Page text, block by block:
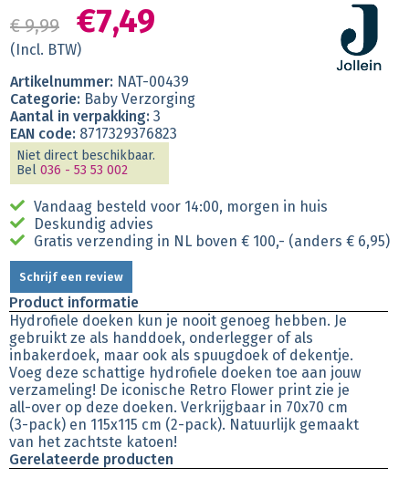
€ 9,99 €7,49
(Incl. BTW)
Artikelnummer: NAT-00439
Categorie: Baby Verzorging
Aantal in verpakking: 3
EAN code: 8717329376823
Niet direct beschikbaar.
Bel 036 - 53 53 002
Vandaag besteld voor 14:00, morgen in huis
Deskundig advies
Gratis verzending in NL boven € 100,- (anders € 6,95)
Schrijf een review
Product informatie
Hydrofiele doeken kun je nooit genoeg hebben. Je
gebruikt ze als handdoek, onderlegger of als
inbakerdoek, maar ook als spuugdoek of dekentje.
Voeg deze schattige hydrofiele doeken toe aan jouw
verzameling! De iconische Retro Flower print zie je
all-over op deze doeken. Verkrijgbaar in 70x70 cm
(3-pack) en 115x115 cm (2-pack). Natuurlijk gemaakt
van het zachtste katoen!
Gerelateerde producten